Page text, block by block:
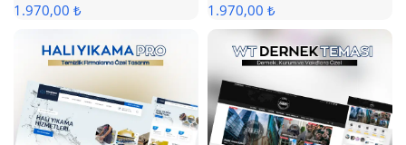
1.970,00 ₺
1.970,00 ₺